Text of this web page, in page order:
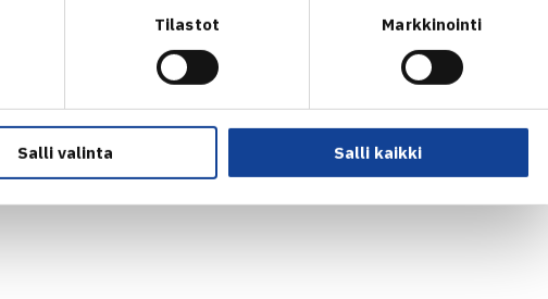
Tilastot Markkinointi
Salli valinta Salli kaikki